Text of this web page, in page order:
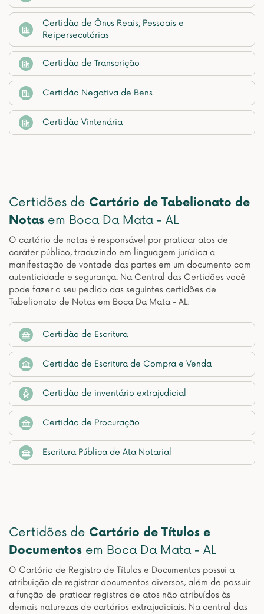
Certidão de Ônus Reais, Pessoais e
Reipersecutórias
Certidão de Transcrição
Certidão Negativa de Bens
Certidão Vintenária
Certidões de Cartório de Tabelionato de
Notas em Boca Da Mata - AL
O cartório de notas é responsável por praticar atos de
caráter público, traduzindo em linguagem jurídica a
manifestação de vontade das partes em um documento com
autenticidade e segurança. Na Central das Certidões você
pode fazer o seu pedido das seguintes certidões de
Tabelionato de Notas em Boca Da Mata - AL:
Certidão de Escritura
Certidão de Escritura de Compra e Venda
Certidão de inventário extrajudicial
Certidão de Procuração
Escritura Pública de Ata Notarial
Certidões de Cartório de Títulos e
Documentos em Boca Da Mata - AL
O Cartório de Registro de Títulos e Documentos possui a
atribuição de registrar documentos diversos, além de possuir
a função de praticar registros de atos não atribuídos às
demais naturezas de cartórios extrajudiciais. Na central das